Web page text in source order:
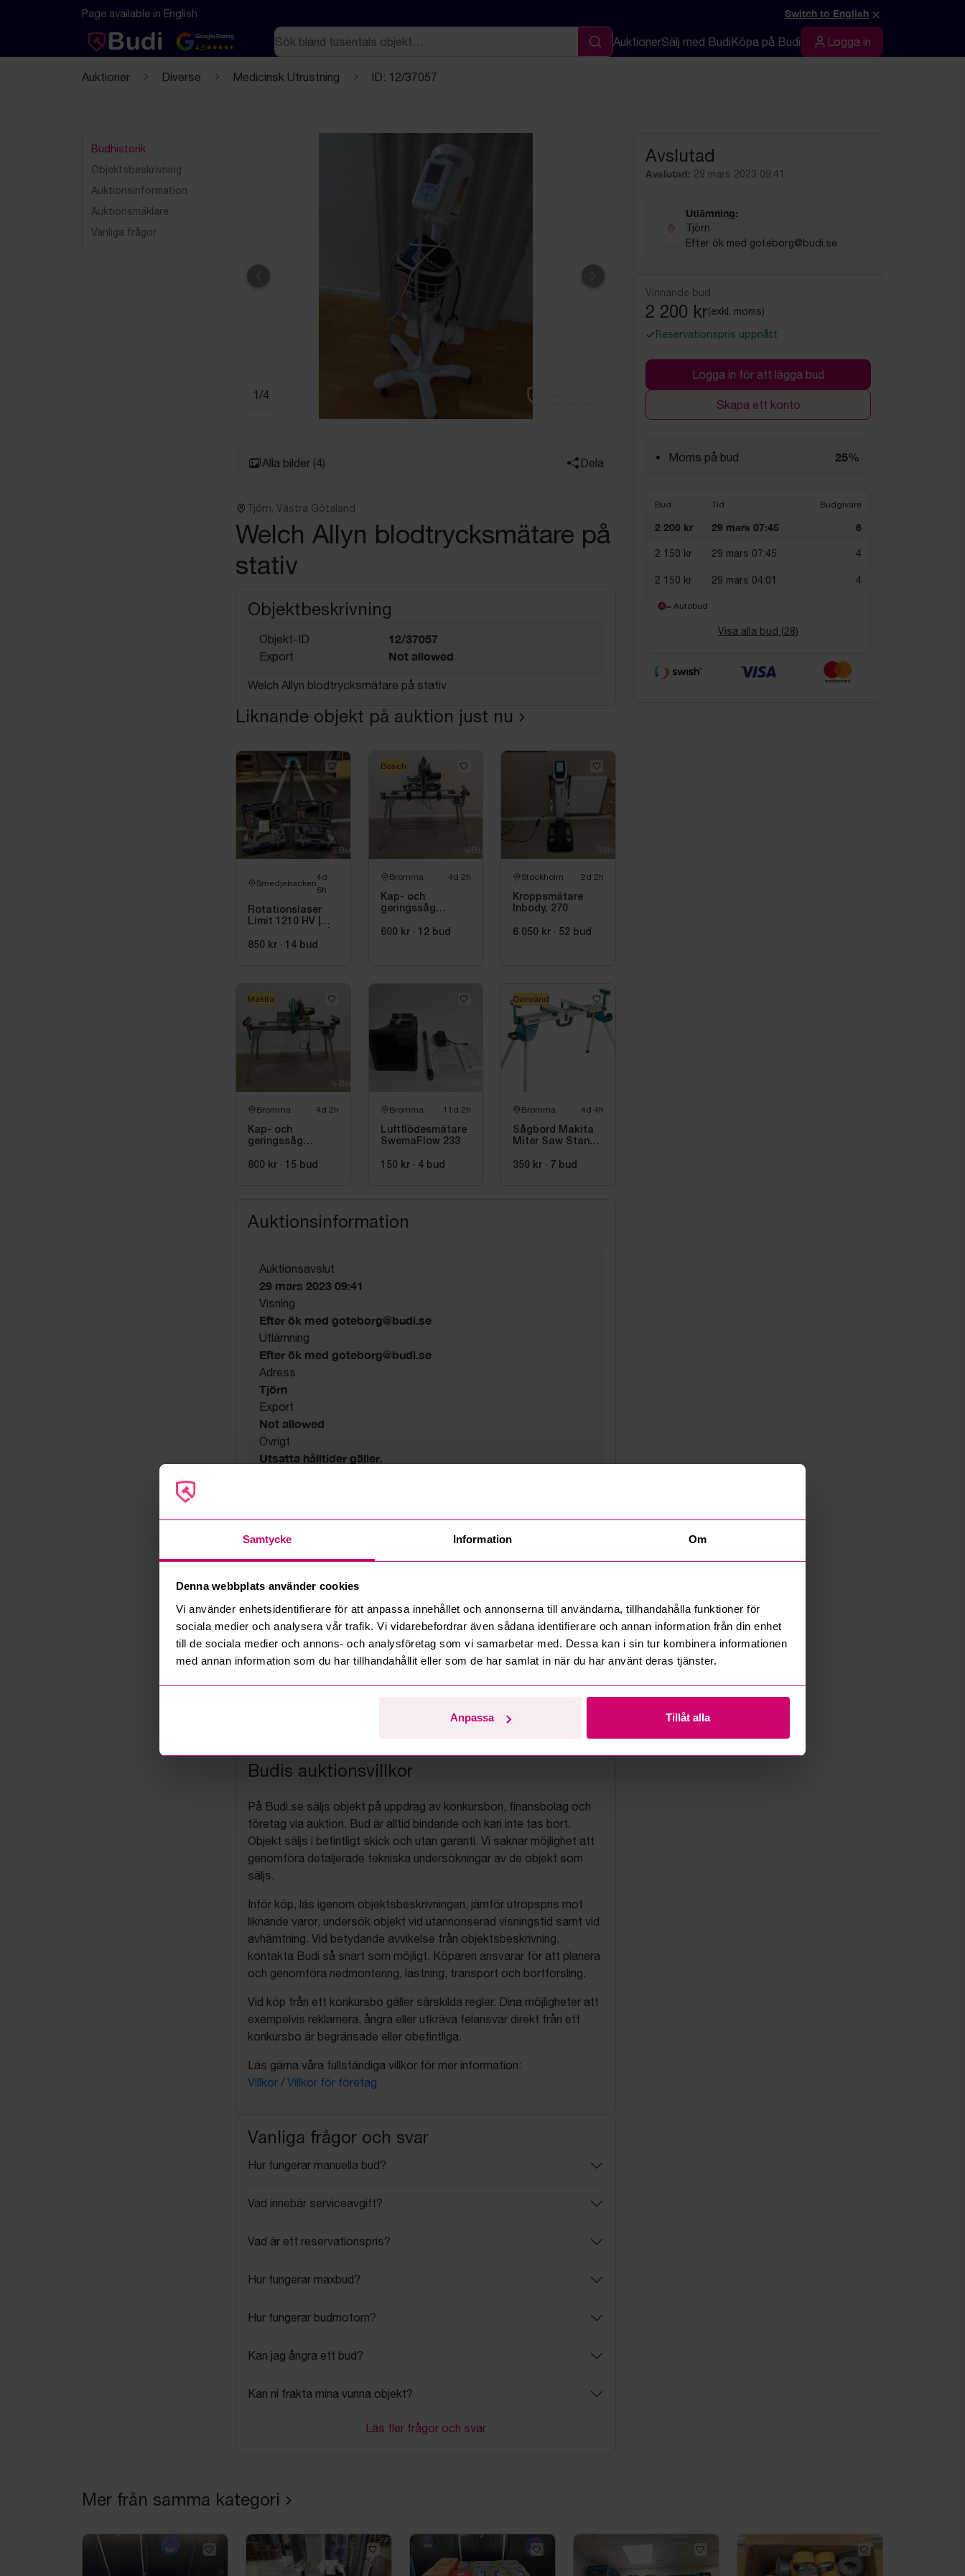
Samtycke Information Om
Denna webbplats använder cookies
Vi använder enhetsidentifierare för att anpassa innehållet och annonserna till användarna, tillhandahålla funktioner för
sociala medier och analysera vår trafik. Vi vidarebefordrar även sådana identifierare och annan information från din enhet
till de sociala medier och annons- och analysföretag som vi samarbetar med. Dessa kan i sin tur kombinera informationen
med annan information som du har tillhandahållit eller som de har samlat in när du har använt deras tjänster.
Anpassa Tillåt alla
Hoppa till innehåll
Textbaserad (markdown) version av denna sida
Page available in English Switch to English ×
Google Rating
4.5
Sök
Sök
AuktionerSälj med BudiKöpa på Budi Logga in
Logga in
Auktioner Diverse Medicinsk Utrustning ID: 12/37057
Budhistorik
Objektsbeskrivning
Auktionsinformation
Auktionsmäklare
Vanliga frågor
Föregående Nästa
1 /4
Alla bilder (4) Dela
Tjörn, Västra Götaland
Welch Allyn blodtrycksmätare på
stativ
Objektbeskrivning
Objekt-ID 12/37057
Export Not allowed
Welch Allyn blodtrycksmätare på stativ
Liknande objekt på auktion just nu
Smedjebacken
4d
6h
Rotationslaser
Limit 1210 HV |
Stativ |
850 kr · 14 bud
Bromma 4d 2h
Kap- och
geringssåg
SJL inkl. stativ
600 kr · 12 bud
Bosch
Stockholm 2d 2h
Kroppsmätare
Inbody, 270
6 050 kr · 52 bud
Bromma 4d 2h
Kap- och
geringssåg
inkl. stativ med
800 kr · 15 bud
Makita
Bromma 11d 2h
Luftflödesmätare
SwemaFlow 233
150 kr · 4 bud
Bromma 4d 4h
Sågbord Makita
Miter Saw Stand
350 kr · 7 bud
Oanvänd
Auktionsinformation
Auktionsavslut
29 mars 2023 09:41
Visning
Efter ök med goteborg@budi.se
Utlämning
Efter ök med goteborg@budi.se
Adress
Tjörn
Export
Not allowed
Övrigt
Utsatta hålltider gäller.
Budis auktionsvillkor
På Budi.se säljs objekt på uppdrag av konkursbon, finansbolag och
företag via auktion. Bud är alltid bindande och kan inte tas bort.
Objekt säljs i befintligt skick och utan garanti. Vi saknar möjlighet att
genomföra detaljerade tekniska undersökningar av de objekt som
säljs.
Inför köp, läs igenom objektsbeskrivningen, jämför utropspris mot
liknande varor, undersök objekt vid utannonserad visningstid samt vid
avhämtning. Vid betydande avvikelse från objektsbeskrivning,
kontakta Budi så snart som möjligt. Köparen ansvarar för att planera
och genomföra nedmontering, lastning, transport och bortforsling.
Vid köp från ett konkursbo gäller särskilda regler. Dina möjligheter att
exempelvis reklamera, ångra eller utkräva felansvar direkt från ett
konkursbo är begränsade eller obefintliga.
Läs gärna våra fullständiga villkor för mer information:
Villkor / Villkor för företag
Vanliga frågor och svar
Hur fungerar manuella bud?
Vad innebär serviceavgift?
Vad är ett reservationspris?
Hur fungerar maxbud?
Hur fungerar budmotorn?
Kan jag ångra ett bud?
Kan ni frakta mina vunna objekt?
Läs fler frågor och svar
Avslutad
Avslutad: 29 mars 2023 09:41
Utlämning:
Tjörn
Efter ök med goteborg@budi.se
Vinnande bud
2 200 kr(exkl. moms)
Reservationspris uppnått
Logga in för att lägga bud
Skapa ett konto
Moms på bud 25%
Bud Tid Budgivare
2 200 kr 29 mars 07:45 6
2 150 kr 29 mars 07:45 4
2 150 kr 29 mars 04:01 4
= Autobud
Visa alla bud (28)
Mer från samma kategori